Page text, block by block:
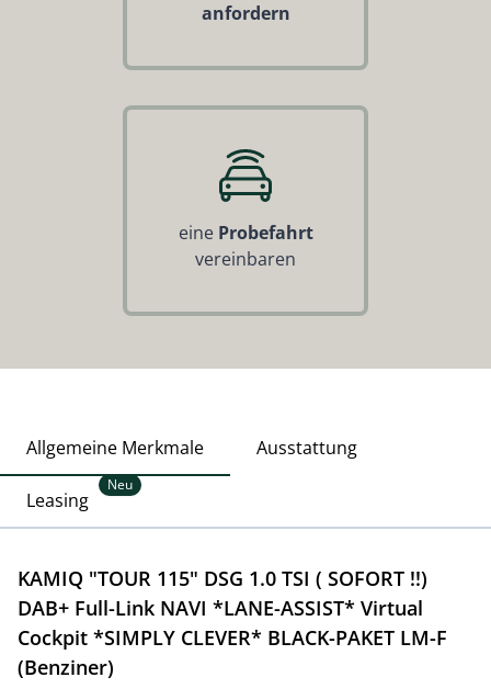
anfordern
eine Probefahrt
vereinbaren
Allgemeine Merkmale Ausstattung
Leasing
Neu
KAMIQ "TOUR 115" DSG 1.0 TSI ( SOFORT !!)
DAB+ Full-Link NAVI *LANE-ASSIST* Virtual
Cockpit *SIMPLY CLEVER* BLACK-PAKET LM-F
(Benziner)